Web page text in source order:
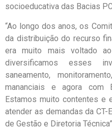
socioeducativa das Bacias
“Ao longo dos anos, os
da distribuição do recurso
era muito mais voltado
diversificamos esses
saneamento,
mananciais e agora com
Estamos muito contentes e
atender as demandas da CT-
de Gestão e Diretoria